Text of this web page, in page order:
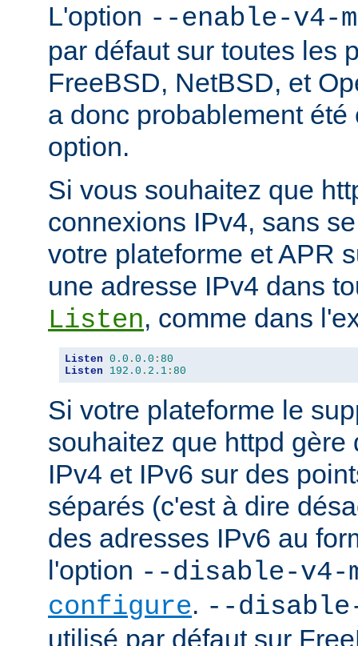
L'option --enable-v4-
par défaut sur toutes les
FreeBSD, NetBSD, et
a donc probablement
option.
Si vous souhaitez que
connexions IPv4, sans
votre plateforme et APR
une adresse IPv4 dans
Listen, comme dans
Listen 0.0 . 0.0 : 80
Listen
192.0 . 2.1 : 80
Si votre plateforme le
souhaitez que httpd gère
IPv4 et IPv6 sur des
séparés (c'est à dire
des adresses IPv6 au
l'option --disable-v4-
configure. --disable-
utilisé par défaut sur